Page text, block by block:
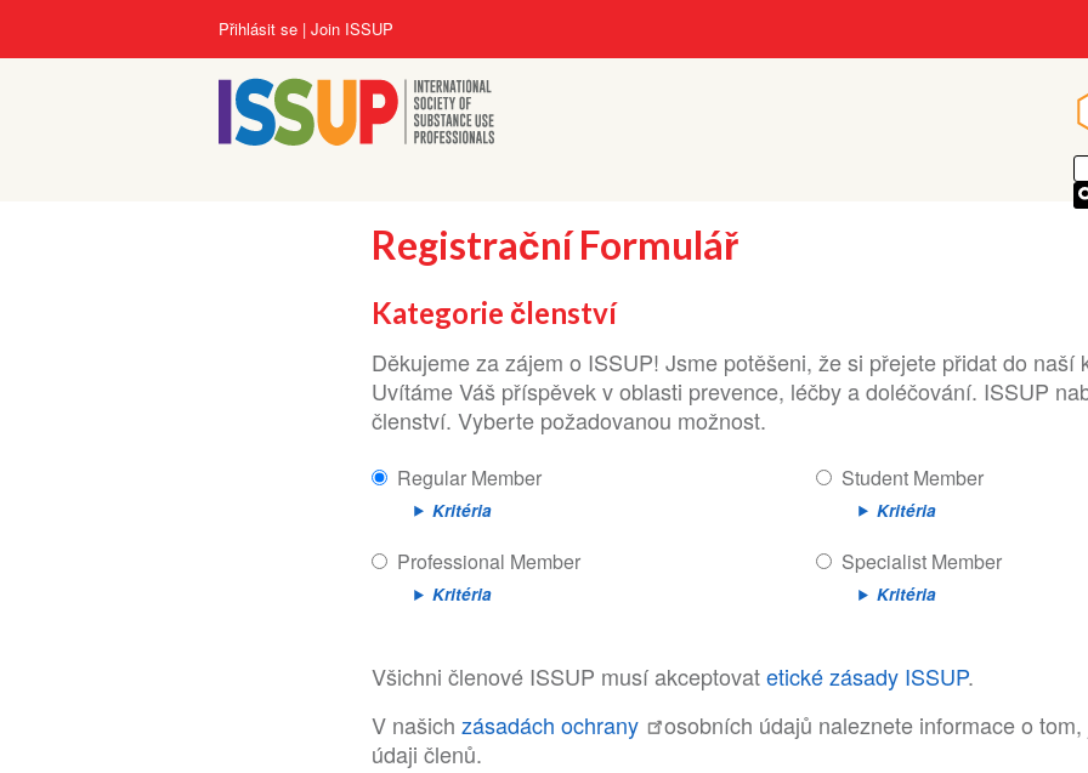
User
account
menu
Přihlásit se Join ISSUP
Registrační Formulář
Kategorie členství
Děkujeme za zájem o ISSUP! Jsme potěšeni, že si přejete přidat do naší
Uvítáme Váš příspěvek v oblasti prevence, léčby a doléčování. ISSUP
členství. Vyberte požadovanou možnost.
Regular Member
Kritéria
Student Member
Kritéria
Professional Member
Kritéria
Specialist Member
Kritéria
Všichni členové ISSUP musí akceptovatetické zásady ISSUP.
V našichzásadách ochrany
osobních údajů naleznete informace o
údaji členů.